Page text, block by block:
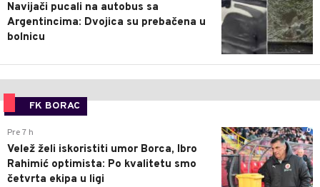
Navijači pucali na autobus sa
Argentincima: Dvojica su prebačena u
bolnicu
FK BORAC
0
Pre 7 h
Velež želi iskoristiti umor Borca, Ibro
Rahimić optimista: Po kvalitetu smo
četvrta ekipa u ligi